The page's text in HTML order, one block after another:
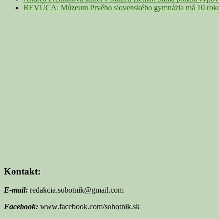
REVÚCA: Múzeum Prvého slovenského gymnázia má 10
Kontakt:
E-mail: redakcia.sobotnik@gmail.com
Facebook: www.facebook.com/sobotnik.sk